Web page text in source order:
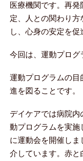
医療機関です。再
定、人との関わり
し、心身の安定を促
今回は、運動プログ
運動プログラムの目
進を図ることです。
デイケアでは病院
動プログラムを実施
に運動会を開催し
介しています。赤と